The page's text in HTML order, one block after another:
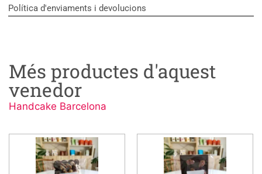
Política d'enviaments i devolucions
Més productes d'aquest
venedor
Handcake Barcelona